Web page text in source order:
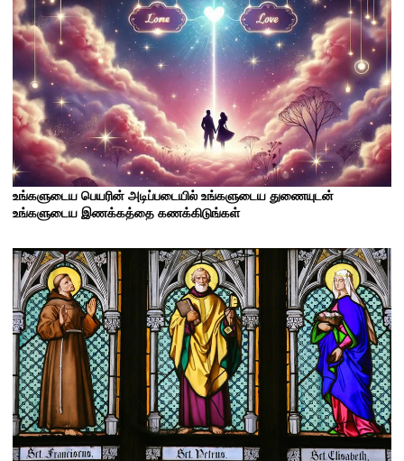
உங்களுடைய பெயரின் அடிப்படையில் உங்களுடைய துணையுடன்
உங்களுடைய இணக்கத்தை கணக்கிடுங்கள்